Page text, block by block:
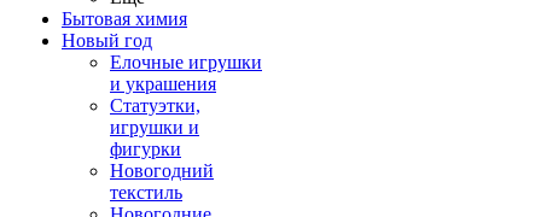
Бытовая химия
Новый год
Елочные игрушки
и украшения
Статуэтки,
игрушки и
фигурки
Новогодний
текстиль